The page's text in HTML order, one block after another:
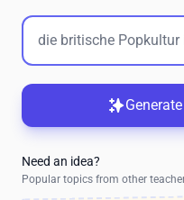
Need an idea?
Popular topics from other